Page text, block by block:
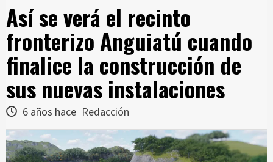
Así se verá el recinto
fronterizo Anguiatú cuando
finalice la construcción de
sus nuevas instalaciones
6 años hace Redacción